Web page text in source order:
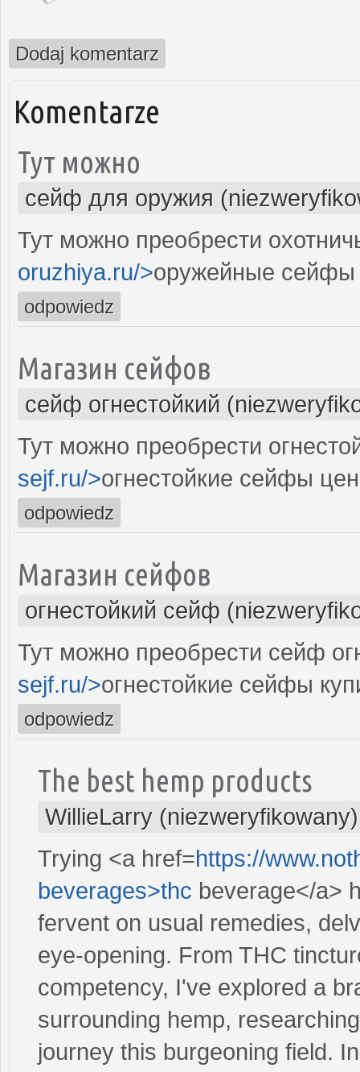
Dodaj komentarz
Komentarze
Тут можно
сейф для оружия
Тут можно преобрести
oruzhiya.ru/>оружейные
odpowiedz
Магазин сейфов
сейф огнестойкий
Тут можно преобрести
sejf.ru/>огнестойкие сейфы
odpowiedz
Магазин сейфов
огнестойкий сейф
Тут можно преобрести сейф
sejf.ru/>огнестойкие сейфы
odpowiedz
The best hemp products
WillieLarry (niezweryfikowany)
Trying <a href=https://
beverages>thc beverage</a>
fervent on usual remedies,
eye-opening. From THC
competency, I've explored a
surrounding hemp,
journey this burgeoning field.